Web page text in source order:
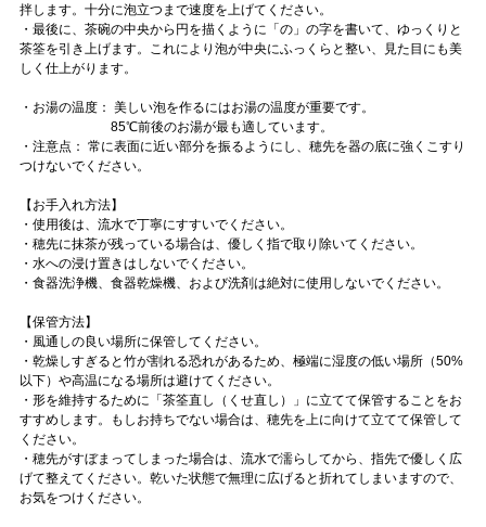
拌します。十分に泡立つまで速度を上げてください。
・最後に、茶碗の中央から円を描くように「の」の字を書いて、ゆっくりと
茶筌を引き上げます。これにより泡が中央にふっくらと整い、見た目にも美
しく仕上がります。
・お湯の温度： 美しい泡を作るにはお湯の温度が重要です。
85℃前後のお湯が最も適しています。
・注意点： 常に表面に近い部分を振るようにし、穂先を器の底に強くこすり
つけないでください。
【お手入れ方法】
・使用後は、流水で丁寧にすすいでください。
・穂先に抹茶が残っている場合は、優しく指で取り除いてください。
・水への浸け置きはしないでください。
・食器洗浄機、食器乾燥機、および洗剤は絶対に使用しないでください。
【保管方法】
・風通しの良い場所に保管してください。
・乾燥しすぎると竹が割れる恐れがあるため、極端に湿度の低い場所（50%
以下）や高温になる場所は避けてください。
・形を維持するために「茶筌直し（くせ直し）」に立てて保管することをお
すすめします。もしお持ちでない場合は、穂先を上に向けて立てて保管して
ください。
・穂先がすぼまってしまった場合は、流水で濡らしてから、指先で優しく広
げて整えてください。乾いた状態で無理に広げると折れてしまいますので、
お気をつけください。